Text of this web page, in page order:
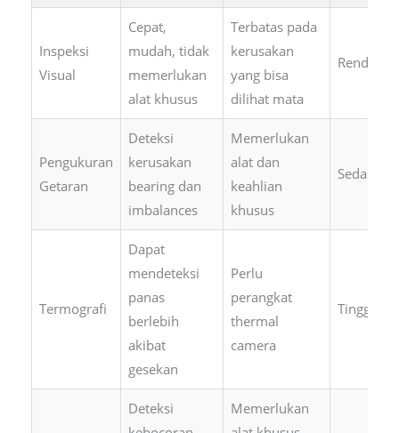
Inspeksi
Visual
Cepat,
mudah, tidak
memerlukan
alat khusus
Terbatas pada
kerusakan
yang bisa
dilihat mata
Rendah
Pengukuran
Getaran
Deteksi
kerusakan
bearing dan
imbalances
Memerlukan
alat dan
keahlian
khusus
Sedang
Termografi
Dapat
mendeteksi
panas
berlebih
akibat
gesekan
Perlu
perangkat
thermal
camera
Tinggi
Deteksi
Memerlukan